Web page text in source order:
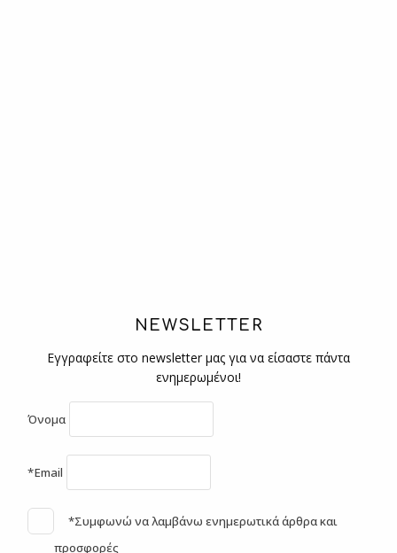
NEWSLETTER
Εγγραφείτε στο newsletter μας για να είσαστε πάντα
ενημερωμένοι!
Όνομα
*Email
*Συμφωνώ να λαμβάνω ενημερωτικά άρθρα και
προσφορές